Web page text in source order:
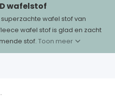
wafelstof
wafel stof van
wafel stof is glad en zacht
stof.Toon meer